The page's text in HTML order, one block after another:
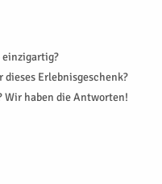
einzigartig?
dieses Erlebnisgeschenk?
Wir haben die Antworten!